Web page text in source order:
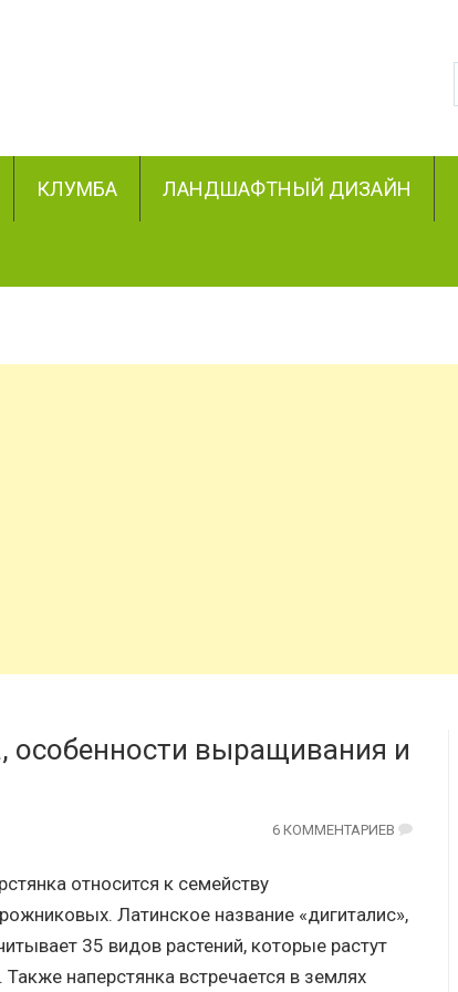
КЛУМБА ЛАНДШАФТНЫЙ ДИЗАЙН
особенности выращивания и
6 КОММЕНТАРИЕВ
относится к семейству
Латинское название «дигиталис»,
35 видов растений, которые растут
наперстянка встречается в землях